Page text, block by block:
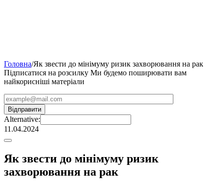
Головна/Як звести до мінімуму ризик захворювання на рак
Підписатися на розсилку Ми будемо поширювати вам
найкорисніші матеріали
Alternative:
11.04.2024
Як звести до мінімуму ризик
захворювання на рак